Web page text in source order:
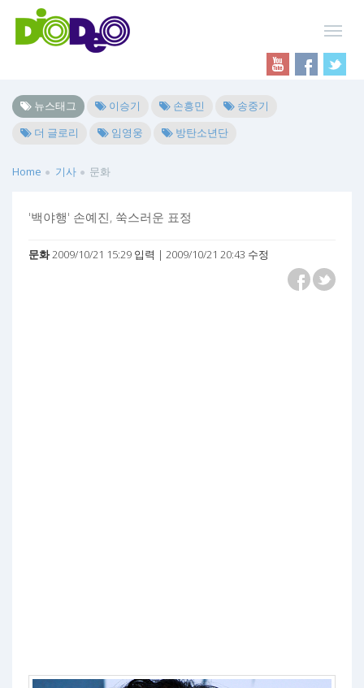
뉴스태그 이승기 손흥민
송중기
더 글로리
임영웅 방탄소년단
Home 기사 문화
'백야행' 손예진, 쑥스러운 표정
문화2009/10/21 15:29 입력 | 2009/10/21 20:43 수정